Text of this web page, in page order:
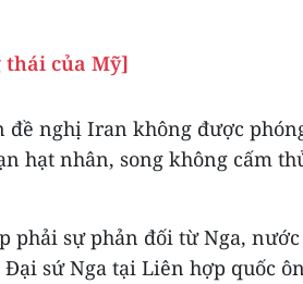
thái của Mỹ]
đề nghị Iran không được
hạt nhân, song không cấm
phải sự phản đối từ Nga, nước
sứ Nga tại Liên hợp quốc